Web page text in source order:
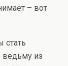
– вот
стать
ведьму из